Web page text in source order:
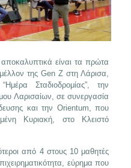
είναι τα πρώτα
της Gen Z στη Λάρισα,
Σταδιοδρομίας”, την
Λαρισαίων, σε συνεργασία
και την Orientum, που
Κυριακή, στο Κλειστό
από 4 στους 10 μαθητές
εύρημα που